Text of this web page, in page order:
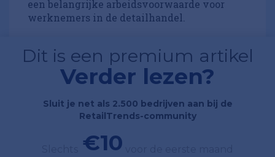
een belangrijke arbeidsvoorwaarde voor
werknemers in de detailhandel.
Dit is een premium artikel
Verder lezen?
Sluit je net als 2.500 bedrijven aan bij de
RetailTrends-community
€10